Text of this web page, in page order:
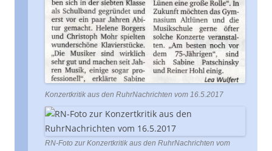
Konzertkritik aus den RuhrNachrichten vom 16.5.2017
RN-Foto zur Konzertkritik aus den RuhrNachrichten vom